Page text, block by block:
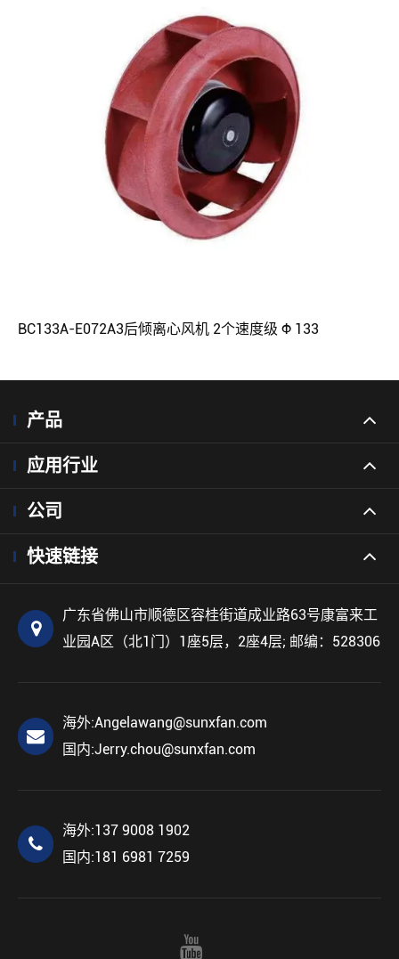
BC133A-E072A3后倾离心风机 2个速度级 Φ 133
产品
应用行业
公司
快速链接
广东省佛山市顺德区容桂街道成业路63号康富来工
业园A区（北1门）1座5层，2座4层; 邮编：528306
海外:Angelawang@sunxfan.com
国内:Jerry.chou@sunxfan.com
海外:137 9008 1902
国内:181 6981 7259